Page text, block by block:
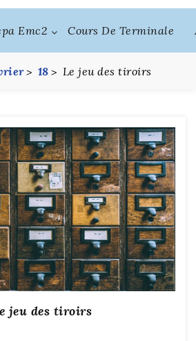
Emc2 Cours De Terminale
18 Le jeu des tiroirs
jeu des tiroirs